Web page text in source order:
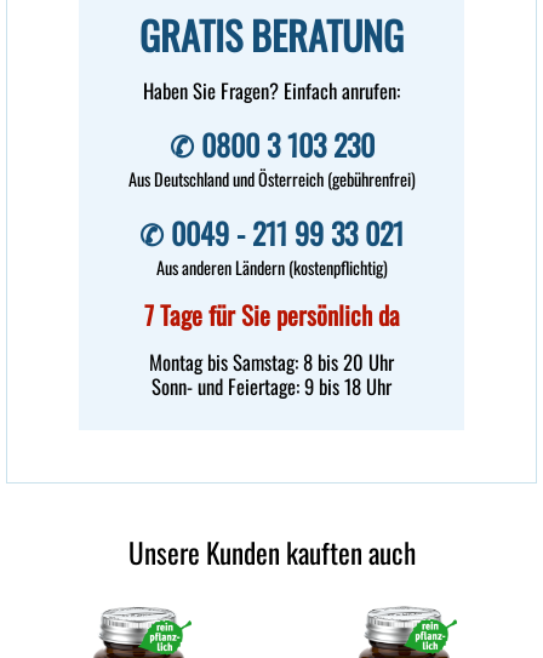
Monaten und bin von der guten
Heinz Streit,
97082 Würzburg
GRATIS BERATUNG
Haben Sie Fragen? Einfach anrufen:
✆ 0800 3 103 230
Aus Deutschland und Österreich (gebührenfrei)
✆ 0049 - 211 99 33 021
Aus anderen Ländern (kostenpflichtig)
7 Tage für Sie persönlich da
Montag bis Samstag: 8 bis 20 Uhr
Sonn- und Feiertage: 9 bis 18 Uhr
Unsere Kunden kauften auch